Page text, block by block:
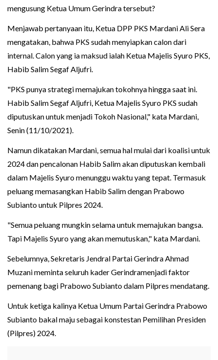
mengusung Ketua Umum Gerindra tersebut?
Menjawab pertanyaan itu, Ketua DPP PKS Mardani Ali Sera
mengatakan, bahwa PKS sudah menyiapkan calon dari
internal. Calon yang ia maksud ialah Ketua Majelis Syuro PKS,
Habib Salim Segaf Aljufri.
"PKS punya strategi memajukan tokohnya hingga saat ini.
Habib Salim Segaf Aljufri, Ketua Majelis Syuro PKS sudah
diputuskan untuk menjadi Tokoh Nasional," kata Mardani,
Senin (11/10/2021).
Namun dikatakan Mardani, semua hal mulai dari koalisi untuk
2024 dan pencalonan Habib Salim akan diputuskan kembali
dalam Majelis Syuro menunggu waktu yang tepat. Termasuk
peluang memasangkan Habib Salim dengan Prabowo
Subianto untuk Pilpres 2024.
"Semua peluang mungkin selama untuk memajukan bangsa.
Tapi Majelis Syuro yang akan memutuskan," kata Mardani.
Sebelumnya, Sekretaris Jendral Partai Gerindra Ahmad
Muzani meminta seluruh kader Gerindramenjadi faktor
pemenang bagi Prabowo Subianto dalam Pilpres mendatang.
Untuk ketiga kalinya Ketua Umum Partai Gerindra Prabowo
Subianto bakal maju sebagai konstestan Pemilihan Presiden
(Pilpres) 2024.